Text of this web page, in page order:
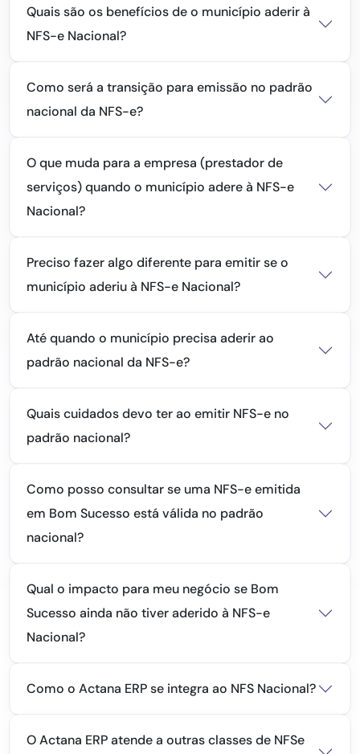
Quais são os benefícios de o município aderir à
NFS-e Nacional?
Como será a transição para emissão no padrão
nacional da NFS-e?
O que muda para a empresa (prestador de
serviços) quando o município adere à NFS-e
Nacional?
Preciso fazer algo diferente para emitir se o
município aderiu à NFS-e Nacional?
Até quando o município precisa aderir ao
padrão nacional da NFS-e?
Quais cuidados devo ter ao emitir NFS-e no
padrão nacional?
Como posso consultar se uma NFS-e emitida
em Bom Sucesso está válida no padrão
nacional?
Qual o impacto para meu negócio se Bom
Sucesso ainda não tiver aderido à NFS-e
Nacional?
Como o Actana ERP se integra ao NFS Nacional?
O Actana ERP atende a outras classes de NFSe